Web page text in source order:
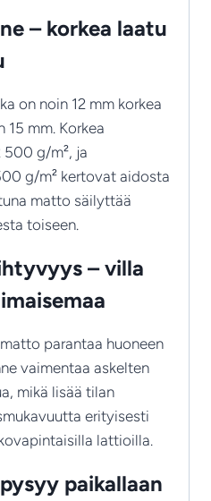
– korkea laatu
on noin 12 mm korkea
15 mm. Korkea
500 g/m², ja
g/m² kertovat aidosta
matto säilyttää
toiseen.
– villa
parantaa huoneen
vaimentaa askelten
mikä lisää tilan
erityisesti
lattioilla.
paikallaan